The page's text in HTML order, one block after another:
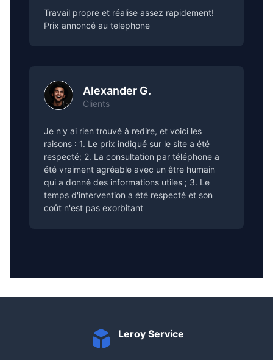
Travail propre et réalise assez rapidement!
Prix annoncé au telephone
Alexander G.
Clients
Je n'y ai rien trouvé à redire, et voici les
raisons : 1. Le prix indiqué sur le site a été
respecté; 2. La consultation par téléphone a
été vraiment agréable avec un être humain
qui a donné des informations utiles ; 3. Le
temps d'intervention a été respecté et son
coût n'est pas exorbitant
Leroy Service